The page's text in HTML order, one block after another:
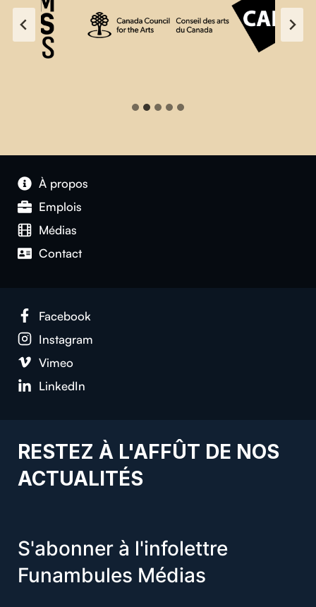
À propos
Emplois
Médias
Contact
Facebook
Instagram
Vimeo
LinkedIn
RESTEZ À L'AFFÛT DE NOS
ACTUALITÉS
S'abonner à l'infolettre
Funambules Médias